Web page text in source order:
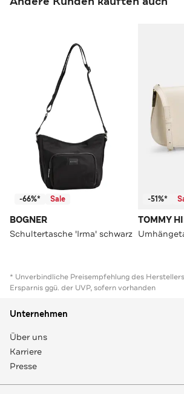
-66%* Sale
BOGNER
Schultertasche 'Irma' schwarz
-51%*
TOMMY
* Unverbindliche Preisempfehlung des
Ersparnis ggü. der UVP, sofern vorhanden
Unternehmen
Über uns
Karriere
Presse